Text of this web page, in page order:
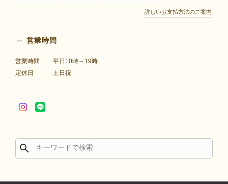
詳しいお支払方法のご案内
営業時間
営業時間
平日10時～19時
定休日
土日祝
search